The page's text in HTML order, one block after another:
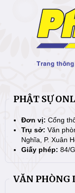
PHẬT SỰ
Đơn vị: Cổng
Trụ sở: Văn
Nghĩa, P. Xuân
Giấy phép: 84/
VĂN PHÒNG